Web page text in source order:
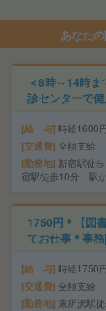
あなた
＜8時～14時
診センターで
給 与 時給1600
交通費 全額支給
勤務地 新宿駅徒
宿駅徒歩10分 駅か
1750円＊【図
てお仕事＊事
給 与 時給1750
交通費 全額支給
勤務地 東所沢駅